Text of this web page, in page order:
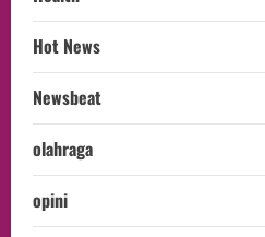
Hot News
Newsbeat
olahraga
opini